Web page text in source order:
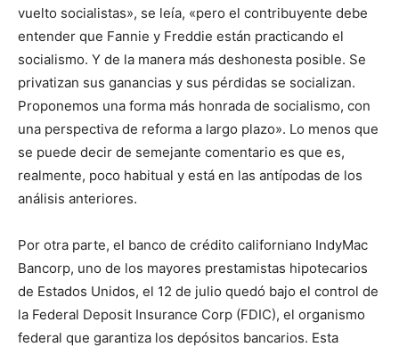
vuelto socialistas», se leía, «pero el contribuyente debe
entender que Fannie y Freddie están practicando el
socialismo. Y de la manera más deshonesta posible. Se
privatizan sus ganancias y sus pérdidas se socializan.
Proponemos una forma más honrada de socialismo, con
una perspectiva de reforma a largo plazo». Lo menos que
se puede decir de semejante comentario es que es,
realmente, poco habitual y está en las antípodas de los
análisis anteriores.
Por otra parte, el banco de crédito californiano IndyMac
Bancorp, uno de los mayores prestamistas hipotecarios
de Estados Unidos, el 12 de julio quedó bajo el control de
la Federal Deposit In­surance Corp (FDIC), el organismo
federal que garantiza los depósitos bancarios. Esta